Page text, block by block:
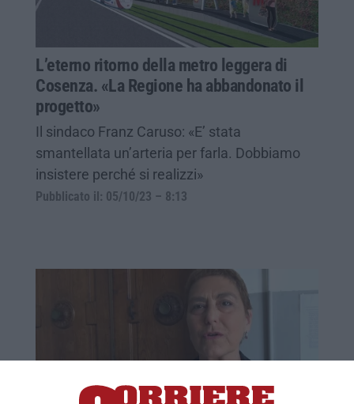
L’eterno ritorno della metro leggera di
Cosenza. «La Regione ha abbandonato il
progetto»
Il sindaco Franz Caruso: «E’ stata
smantellata un’arteria per farla. Dobbiamo
insistere perché si realizzi»
Pubblicato il: 05/10/23 – 8:13